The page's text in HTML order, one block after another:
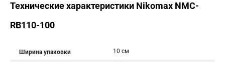
Технические характеристики Nikomax NMC-
RB110-100
Ширина упаковки 10 см